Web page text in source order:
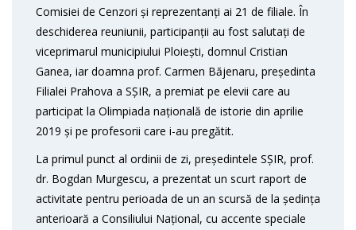
Comisiei de Cenzori și reprezentanți ai 21 de filiale. În
deschiderea reuniunii, participanții au fost salutați de
viceprimarul municipiului Ploiești, domnul Cristian
Ganea, iar doamna prof. Carmen Băjenaru, președinta
Filialei Prahova a SȘIR, a premiat pe elevii care au
participat la Olimpiada națională de istorie din aprilie
2019 și pe profesorii care i-au pregătit.
La primul punct al ordinii de zi, președintele SȘIR, prof.
dr. Bogdan Murgescu, a prezentat un scurt raport de
activitate pentru perioada de un an scursă de la ședința
anterioară a Consiliului Național, cu accente speciale